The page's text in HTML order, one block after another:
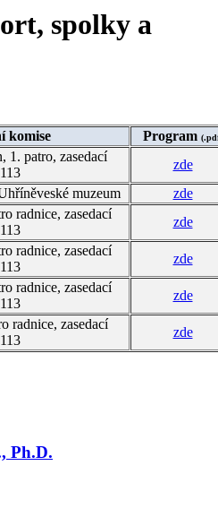
spolky a
komise Program
1. patro, zasedací
zde
muzeum
zde
radnice, zasedací
zde
radnice, zasedací
zde
radnice, zasedací
zde
radnice, zasedací
zde
Ph.D.